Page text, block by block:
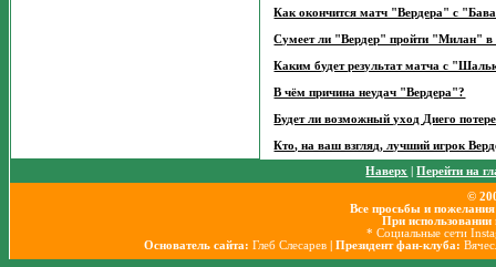
Как окончится матч "Вердера" с
Сумеет ли "Вердер" пройти "Милан"
Каким будет результат матча с
В чём причина неудач "Вердера"?
Будет ли возможный уход Диего
Кто, на ваш взгляд, лучший игрок
Наверх |Перейти на
©
Все просьбы и
При использовании
* Социальные сети
Основатель сайта: Глеб Слесарев | Президент фан-клуба: